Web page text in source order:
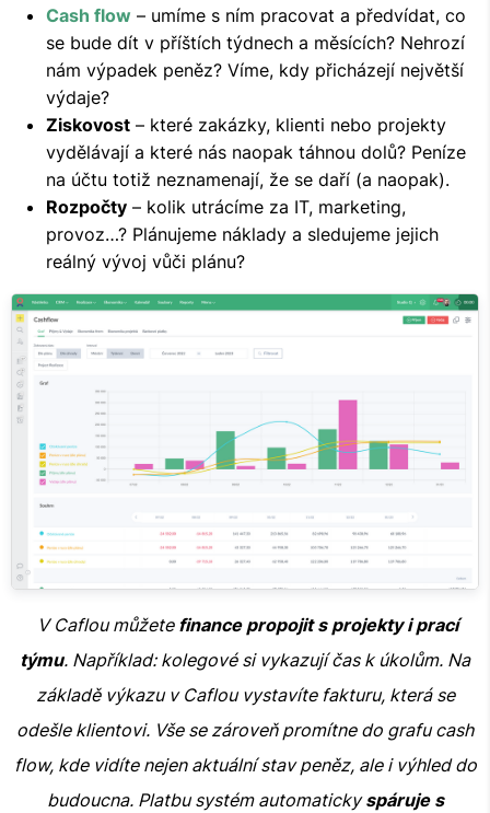
Cash flow – umíme s ním pracovat a předvídat, co
se bude dít v příštích týdnech a měsících? Nehrozí
nám výpadek peněz? Víme, kdy přicházejí největší
výdaje?
Ziskovost – které zakázky, klienti nebo projekty
vydělávají a které nás naopak táhnou dolů? Peníze
na účtu totiž neznamenají, že se daří (a naopak).
Rozpočty – kolik utrácíme za IT, marketing,
provoz…? Plánujeme náklady a sledujeme jejich
reálný vývoj vůči plánu?
V Caflou můžete finance propojit s projekty i prací
týmu. Například: kolegové si vykazují čas k úkolům. Na
základě výkazu v Caflou vystavíte fakturu, která se
odešle klientovi. Vše se zároveň promítne do grafu cash
flow, kde vidíte nejen aktuální stav peněz, ale i výhled do
budoucna. Platbu systém automatickyspáruje s